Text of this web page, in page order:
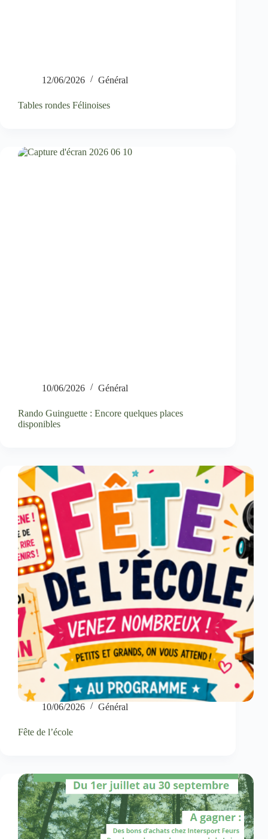
12/06/2026 Général
Tables rondes Félinoises
10/06/2026 Général
Rando Guinguette : Encore quelques places
disponibles
10/06/2026 Général
Fête de l’école